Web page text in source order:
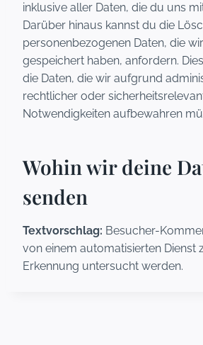
inklusive aller Daten, die du uns
Darüber hinaus kannst du die
personenbezogenen Daten, die
gespeichert haben, anfordern.
die Daten, die wir aufgrund
rechtlicher oder
Notwendigkeiten aufbewahren
Wohin wir deine
senden
Textvorschlag: Besucher-
von einem automatisierten Dienst
Erkennung untersucht werden.